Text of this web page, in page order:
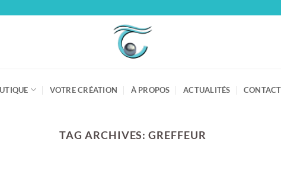
VOTRE CRÉATION À PROPOS ACTUALITÉS CONTACT
TAG ARCHIVES:GREFFEUR